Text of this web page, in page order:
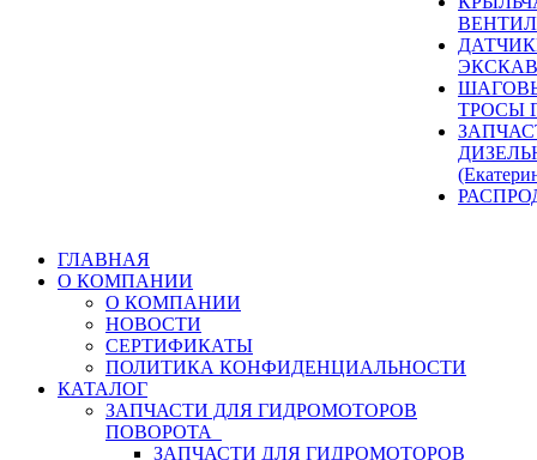
ТРОСЫ
ГЛАВНАЯ
О КОМПАНИИ
О КОМПАНИИ
НОВОСТИ
СЕРТИФИКАТЫ
ПОЛИТИКА КОНФИДЕНЦИАЛЬНОСТИ
КАТАЛОГ
ЗАПЧАСТИ ДЛЯ ГИДРОМОТОРОВ
ПОВОРОТА
ЗАПЧАСТИ ДЛЯ ГИДРОМОТОРОВ